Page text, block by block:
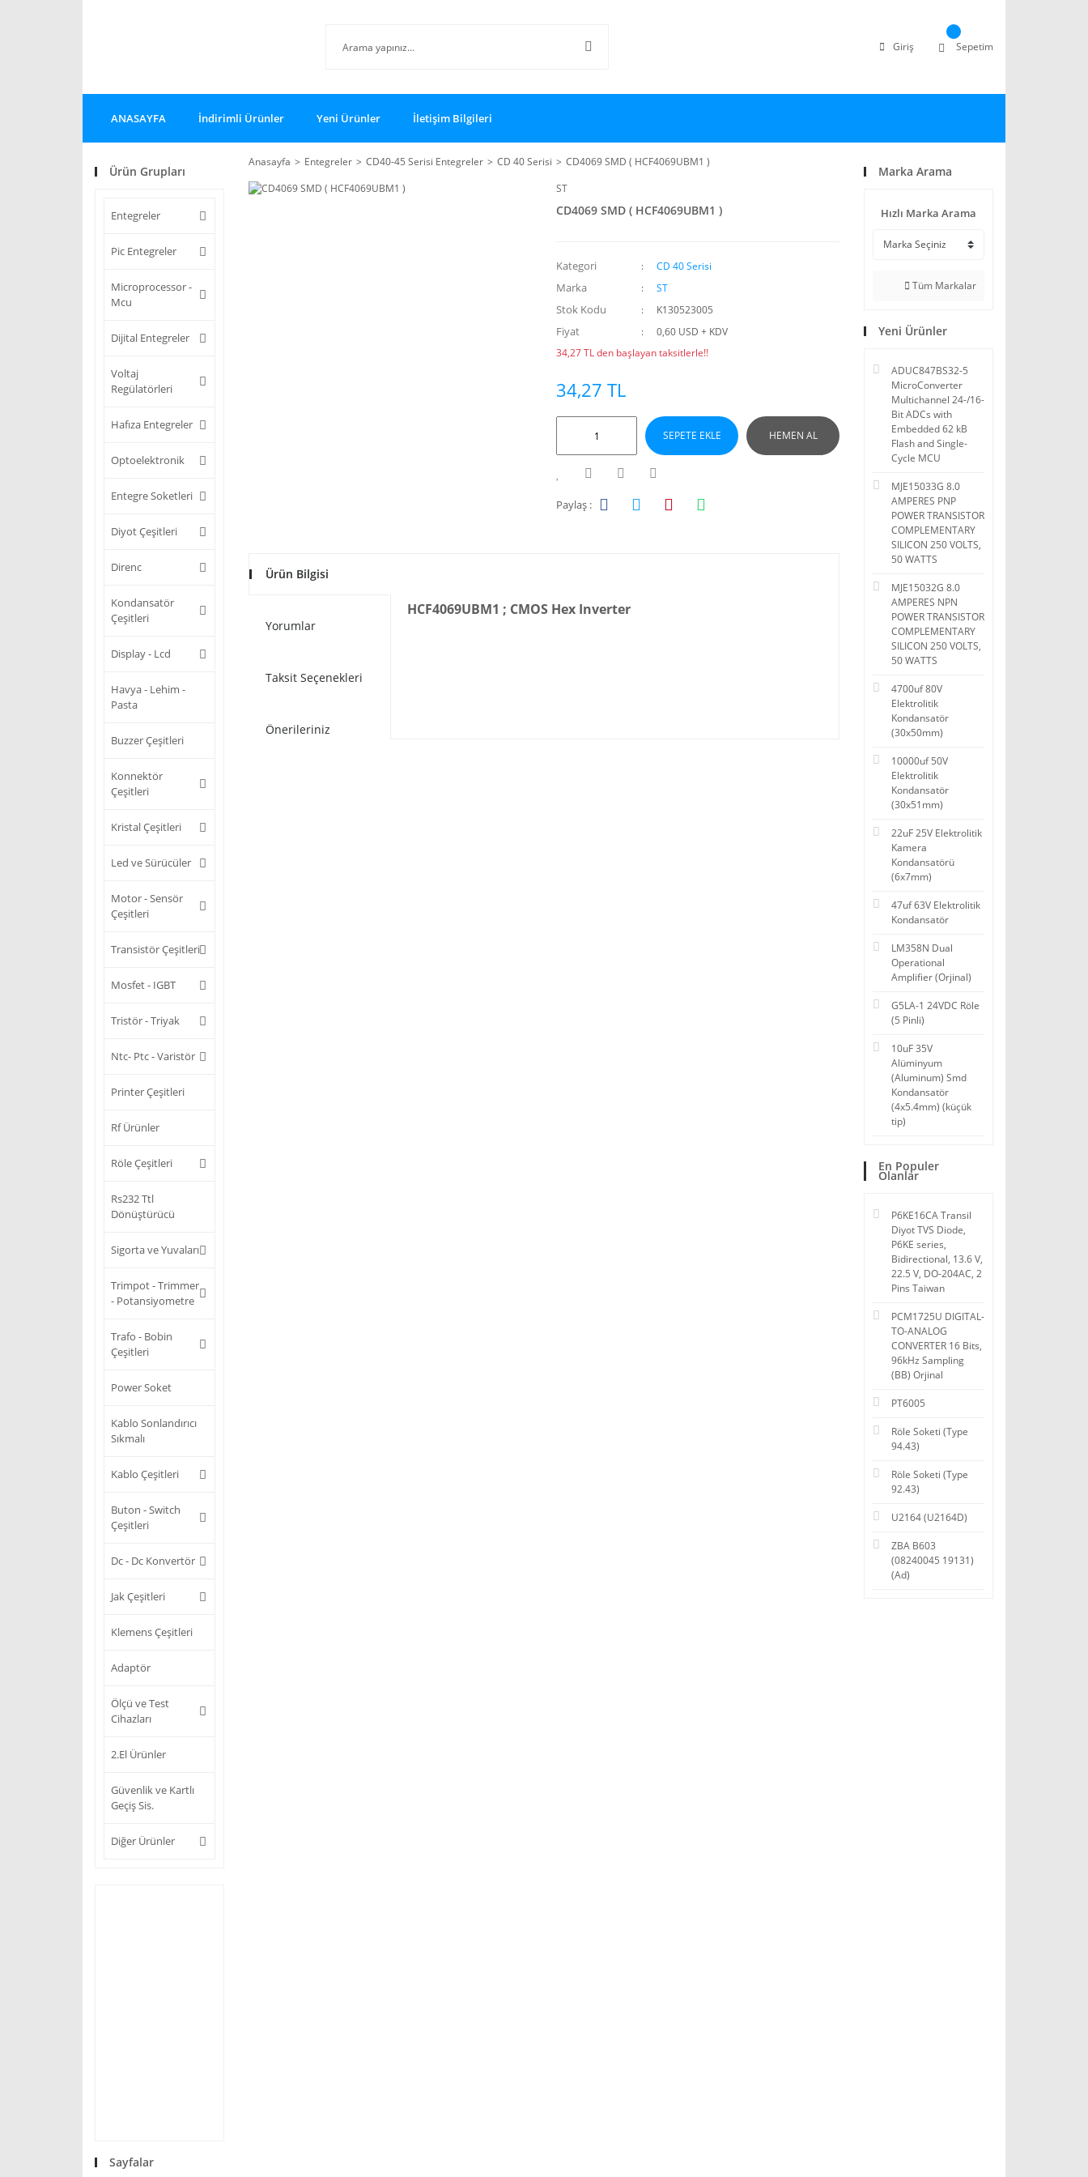
Giriş Sepetim
ANASAYFA İndirimli Ürünler Yeni Ürünler İletişim Bilgileri
Ürün Grupları
Entegreler
Pic Entegreler
Microprocessor -
Mcu
Dijital Entegreler
Voltaj
Regülatörleri
Hafıza Entegreler
Optoelektronik
Entegre Soketleri
Diyot Çeşitleri
Direnc
Kondansatör
Çeşitleri
Display - Lcd
Havya - Lehim -
Pasta
Buzzer Çeşitleri
Konnektör
Çeşitleri
Kristal Çeşitleri
Led ve Sürücüler
Motor - Sensör
Çeşitleri
Transistör Çeşitleri
Mosfet - IGBT
Tristör - Triyak
Ntc- Ptc - Varistör
Printer Çeşitleri
Rf Ürünler
Röle Çeşitleri
Rs232 Ttl
Dönüştürücü
Sigorta ve Yuvaları
Trimpot - Trimmer
- Potansiyometre
Trafo - Bobin
Çeşitleri
Power Soket
Kablo Sonlandırıcı
Sıkmalı
Kablo Çeşitleri
Buton - Switch
Çeşitleri
Dc - Dc Konvertör
Jak Çeşitleri
Klemens Çeşitleri
Adaptör
Ölçü ve Test
Cihazları
2.El Ürünler
Güvenlik ve Kartlı
Geçiş Sis.
Diğer Ürünler
Sayfalar
Anasayfa Entegreler CD40-45 Serisi Entegreler CD 40 Serisi
CD4069 SMD ( HCF4069UBM1 )
ST
CD4069 SMD ( HCF4069UBM1 )
Kategori CD 40 Serisi
Marka ST
Stok Kodu K130523005
Fiyat
0,60 USD + KDV
34,27 TL den başlayan taksitlerle!!
34,27 TL
SEPETE EKLE HEMEN AL
Paylaş :
Ürün Bilgisi
Yorumlar
Taksit Seçenekleri
Önerileriniz
HCF4069UBM1 ; CMOS Hex Inverter
Marka Arama
Hızlı Marka Arama
Tüm Markalar
Yeni Ürünler
ADUC847BS32-5
MicroConverter
Multichannel 24-/16-
Bit ADCs with
Embedded 62 kB
Flash and Single-
Cycle MCU
MJE15033G 8.0
AMPERES PNP
POWER TRANSISTOR
COMPLEMENTARY
SILICON 250 VOLTS,
50 WATTS
MJE15032G 8.0
AMPERES NPN
POWER TRANSISTOR
COMPLEMENTARY
SILICON 250 VOLTS,
50 WATTS
4700uf 80V
Elektrolitik
Kondansatör
(30x50mm)
10000uf 50V
Elektrolitik
Kondansatör
(30x51mm)
22uF 25V Elektrolitik
Kamera
Kondansatörü
(6x7mm)
47uf 63V Elektrolitik
Kondansatör
LM358N Dual
Operational
Amplifier (Orjinal)
G5LA-1 24VDC Röle
(5 Pinli)
10uF 35V
Alüminyum
(Aluminum) Smd
Kondansatör
(4x5.4mm) (küçük
tip)
En Populer
Olanlar
P6KE16CA Transil
Diyot TVS Diode,
P6KE series,
Bidirectional, 13.6 V,
22.5 V, DO-204AC, 2
Pins Taiwan
PCM1725U DIGITAL-
TO-ANALOG
CONVERTER 16 Bits,
96kHz Sampling
(BB) Orjinal
PT6005
Röle Soketi (Type
94.43)
Röle Soketi (Type
92.43)
U2164 (U2164D)
ZBA B603
(08240045 19131)
(Ad)